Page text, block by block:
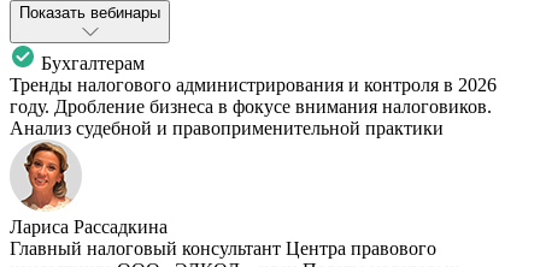
Показать вебинары
Бухгалтерам
Тренды налогового администрирования и контроля в 2026
году. Дробление бизнеса в фокусе внимания налоговиков.
Анализ судебной и правоприменительной практики
Лариса Рассадкина
Главный налоговый консультант Центра правового